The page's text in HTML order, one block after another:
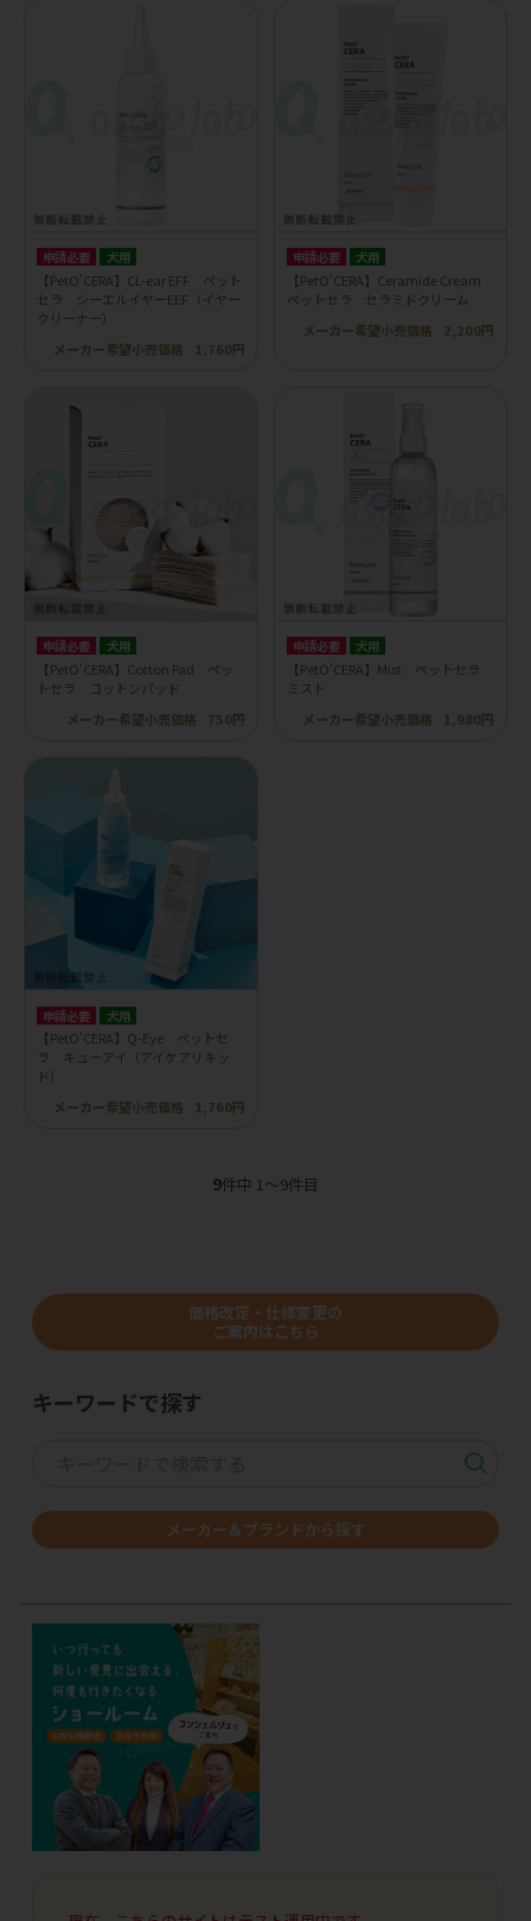
申請必要 犬用
【PetO'CERA】CL-ear EFF ペット
セラ シーエルイヤーEEF（イヤー
クリーナー）
メーカー希望小売価格
1,760円
申請必要 犬用
【PetO'CERA】Ceramide Cream
ペットセラ セラミドクリーム
メーカー希望小売価格
2,200円
申請必要 犬用
【PetO'CERA】Cotton Pad ペッ
トセラ コットンパッド
メーカー希望小売価格
750円
申請必要 犬用
【PetO'CERA】Mist ペットセラ
ミスト
メーカー希望小売価格
1,980円
申請必要 犬用
【PetO'CERA】Q-Eye ペットセ
ラ キューアイ（アイケアリキッ
ド）
メーカー希望小売価格
1,760円
9件中 1〜9件目
価格改定・仕様変更の
ご案内はこちら
キーワードで探す
メーカー＆ブランドから探す